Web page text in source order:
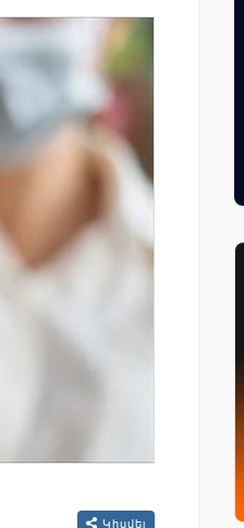
Կիսվել
ի վարկանիշային
է դրականի